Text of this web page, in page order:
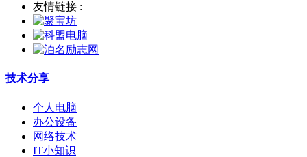
友情链接 :
技术分享
个人电脑
办公设备
网络技术
IT小知识